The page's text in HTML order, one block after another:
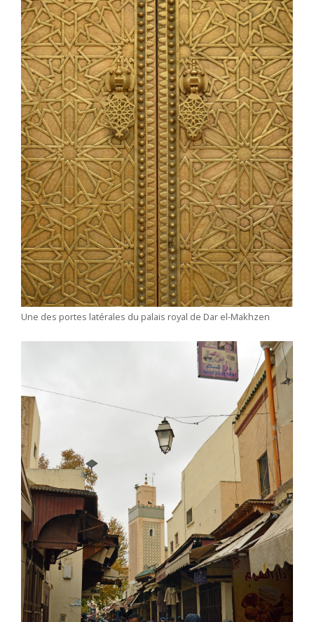
Une des portes latérales du palais royal de Dar el-Makhzen